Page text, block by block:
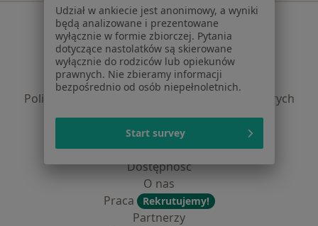
Serwis
Regulamin
Polityka prywatności pacjentów
Polityka prywatności profesjonalistów
Polityka prywatności dla profesjonalistów, których
dane pozyskaliśmy samodzielnie
Polityka cookies
Jak działają wyniki wyszukiwania
Dostępność
O nas
Praca
Rekrutujemy!
Partnerzy
Udział w ankiecie jest anonimowy, a wyniki
będą analizowane i prezentowane
wyłącznie w formie zbiorczej. Pytania
dotyczące nastolatków są skierowane
wyłącznie do rodziców lub opiekunów
prawnych. Nie zbieramy informacji
bezpośrednio od osób niepełnoletnich.
Start survey